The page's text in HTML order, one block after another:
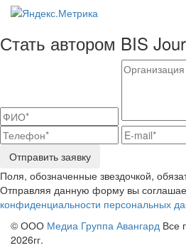
Стать автором BIS
Отправить заявку
Поля, обозначенные звездочкой,
Отправляя данную форму вы
конфиденциальности персональных
© ООО Медиа Группа Авангард Все
2026гг.